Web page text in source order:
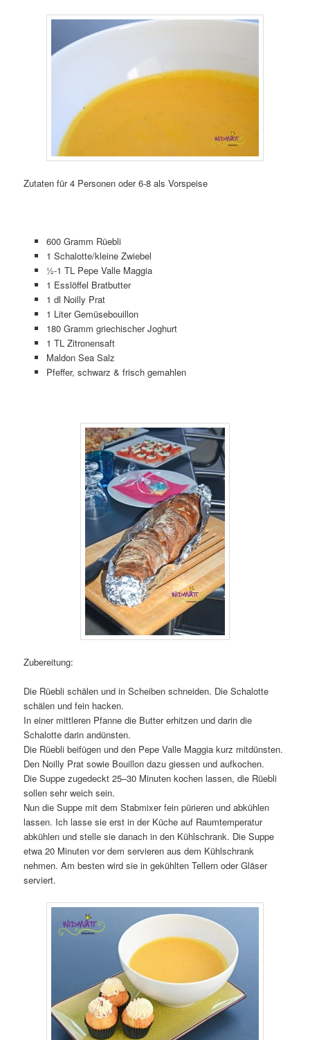
Zutaten für 4 Personen oder 6-8 als Vorspeise
600 Gramm Rüebli
1 Schalotte/kleine Zwiebel
½-1 TL Pepe Valle Maggia
1 Esslöffel Bratbutter
1 dl Noilly Prat
1 Liter Gemüsebouillon
180 Gramm griechischer Joghurt
1 TL Zitronensaft
Maldon Sea Salz
Pfeffer, schwarz & frisch gemahlen
Zubereitung:
Die Rüebli schälen und in Scheiben schneiden. Die Schalotte
schälen und fein hacken.
In einer mittleren Pfanne die Butter erhitzen und darin die
Schalotte darin andünsten.
Die Rüebli beifügen und den Pepe Valle Maggia kurz mitdünsten.
Den Noilly Prat sowie Bouillon dazu giessen und aufkochen.
Die Suppe zugedeckt 25–30 Minuten kochen lassen, die Rüebli
sollen sehr weich sein.
Nun die Suppe mit dem Stabmixer fein pürieren und abkühlen
lassen. Ich lasse sie erst in der Küche auf Raumtemperatur
abkühlen und stelle sie danach in den Kühlschrank. Die Suppe
etwa 20 Minuten vor dem servieren aus dem Kühlschrank
nehmen. Am besten wird sie in gekühlten Tellern oder Gläser
serviert.